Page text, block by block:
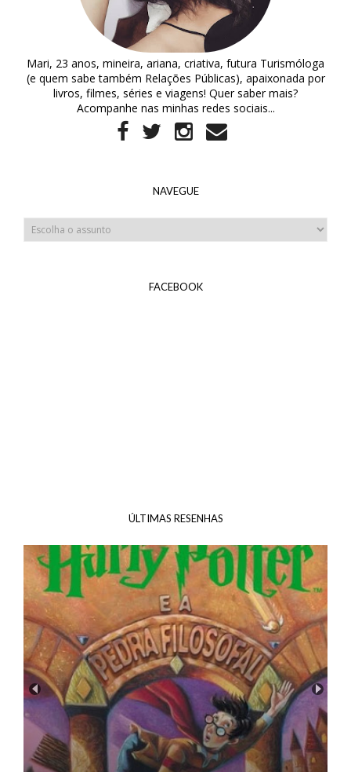
Mari, 23 anos, mineira, ariana, criativa, futura Turismóloga
(e quem sabe também Relações Públicas), apaixonada por
livros, filmes, séries e viagens! Quer saber mais?
Acompanhe nas minhas redes sociais...
NAVEGUE
FACEBOOK
ÚLTIMAS RESENHAS